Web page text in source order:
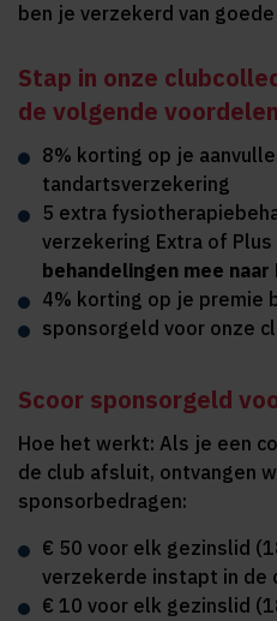
ben je verzekerd van
Stap in onze
de volgende
8% korting op je
tandartsverzekering
5 extra
verzekering Extra of Plus
behandelingen mee
4% korting op je premie
sponsorgeld voor onze
Scoor sponsorgeld
Hoe het werkt: Als je een
de club afsluit, ontvangen
sponsorbedragen:
€ 50 voor elk gezinslid
verzekerde instapt in
€ 10 voor elk gezinslid